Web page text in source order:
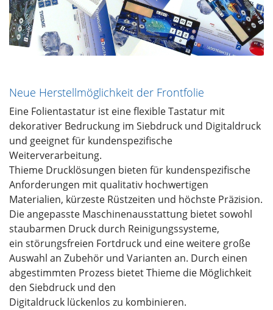
Neue Herstellmöglichkeit der Frontfolie
Eine Folientastatur ist eine flexible Tastatur mit
dekorativer Bedruckung im Siebdruck und Digitaldruck
und geeignet für kundenspezifische
Weiterverarbeitung.
Thieme Drucklösungen bieten für kundenspezifische
Anforderungen mit qualitativ hochwertigen
Materialien, kürzeste Rüstzeiten und höchste Präzision.
Die angepasste Maschinenausstattung bietet sowohl
staubarmen Druck durch Reinigungssysteme,
ein störungsfreien Fortdruck und eine weitere große
Auswahl an Zubehör und Varianten an. Durch einen
abgestimmten Prozess bietet Thieme die Möglichkeit
den Siebdruck und den
Digitaldruck lückenlos zu kombinieren.